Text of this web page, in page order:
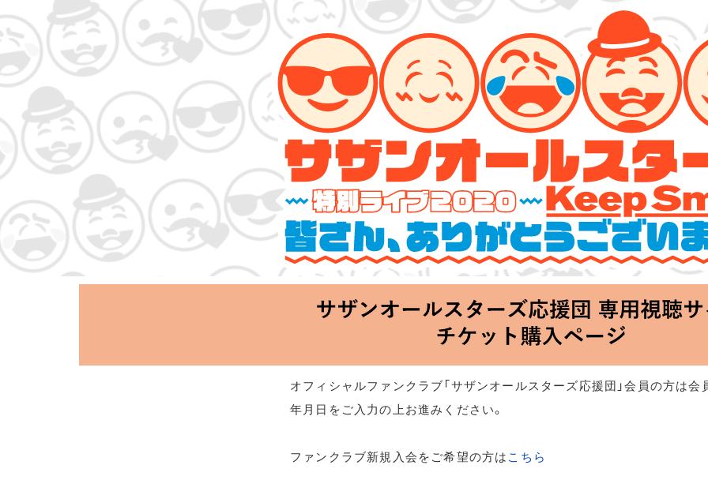
サザンオールスターズ 特別ライブ 2020
「Keep Smilin’～皆さん、ありがとうございます!!～」
2020.06.25 Thu 20:00 Start at 横浜アリーナ
オフィシャルファンクラブ「サザンオールスターズ応援団」会員の方は会
年月日をご入力の上お進みください。
ファンクラブ新規入会をご希望の方はこちら